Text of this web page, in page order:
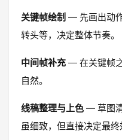
关键帧绘制 — 先画出动
转头等，决定整体节奏。
中间帧补充 — 在关键帧
自然。
线稿整理与上色 — 草图
虽细致，但直接决定最终